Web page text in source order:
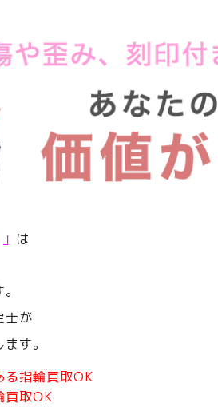
は
士が
す。
る指輪買取OK
買取OK